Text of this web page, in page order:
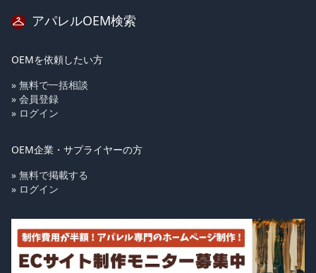
アパレルOEM検索
OEMを依頼したい方
» 無料で一括相談
» 会員登録
» ログイン
OEM企業・サプライヤーの方
» 無料で掲載する
» ログイン